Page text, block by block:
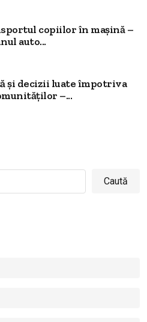
copiilor în mașină –
auto...
și decizii luate împotriva
–...